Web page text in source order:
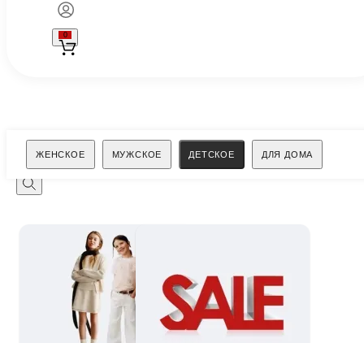
0
ЖЕНСКОЕ МУЖСКОЕ ДЕТСКОЕ ДЛЯ ДОМА
Поиск